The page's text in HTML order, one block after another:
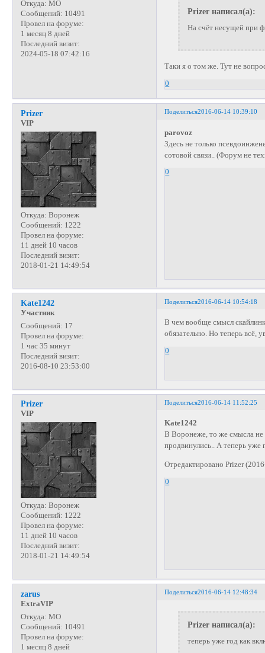
Откуда: МО
Сообщений: 10491
Провел на форуме:
1 месяц 8 дней
Последний визит:
2024-05-18 07:42:16
Prizer написал(а):
На счёт несущей при
Таки я о том же. Тут не
0
Поделиться2016-06-14 10:39:10
Prizer
VIP
Откуда: Воронеж
Сообщений: 1222
Провел на форуме:
11 дней 10 часов
Последний визит:
2018-01-21 14:49:54
parovoz
Здесь не только
сотовой связи.. (Форум не
0
Поделиться2016-06-14 10:54:18
Kate1242
Участник
Сообщений: 17
Провел на форуме:
1 час 35 минут
Последний визит:
2016-08-10 23:53:00
В чем вообще смысл
обязательно. Но теперь всё,
0
Поделиться2016-06-14 11:52:25
Prizer
VIP
Откуда: Воронеж
Сообщений: 1222
Провел на форуме:
11 дней 10 часов
Последний визит:
2018-01-21 14:49:54
Kate1242
В Воронеже, то же смысла не
продвинулись.. А теперь уже
Отредактировано Prizer
0
Поделиться2016-06-14 12:48:34
zarus
ExtraVIP
Откуда: МО
Сообщений: 10491
Провел на форуме:
1 месяц 8 дней
Prizer написал(а):
теперь уже год как